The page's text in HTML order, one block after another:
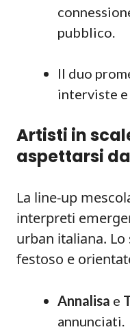
pubblico.
Il duo
interviste
Artisti in
aspettarsi
La line-up
interpreti
urban italiana.
festoso e
Annalisa e
annunciati.